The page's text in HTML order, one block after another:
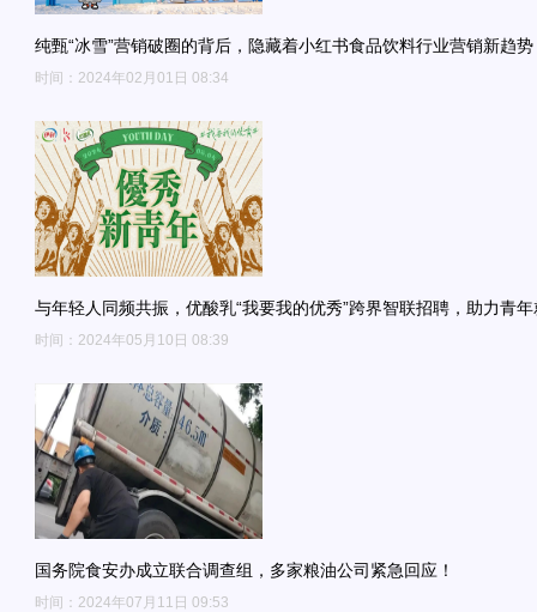
纯甄“冰雪”营销破圈的背后，隐藏着小红书食品饮料行业营销新趋势
时间：2024年02月01日 08:34
与年轻人同频共振，优酸乳“我要我的优秀”跨界智联招聘，助力青
时间：2024年05月10日 08:39
国务院食安办成立联合调查组，多家粮油公司紧急回应！
时间：2024年07月11日 09:53